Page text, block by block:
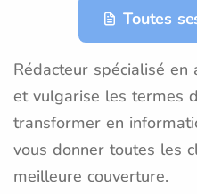
Toutes
Rédacteur spécialisé en
et vulgarise les termes
transformer en
vous donner toutes les
meilleure couverture.